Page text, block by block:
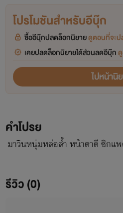
โปรโมชันสำหรับอีบุ๊ก
ซื้ออีบุ๊กปลดล็อกนิยายดูตอนที่จะ
เคยปลดล็อกนิยายได้ส่วนลดอีบุ๊ก
ไปหน้านิ
คำโปรย
มาวินหนุ่มหล่อล้ำ หน้าตาดี ซิกแ
รีวิว (0)